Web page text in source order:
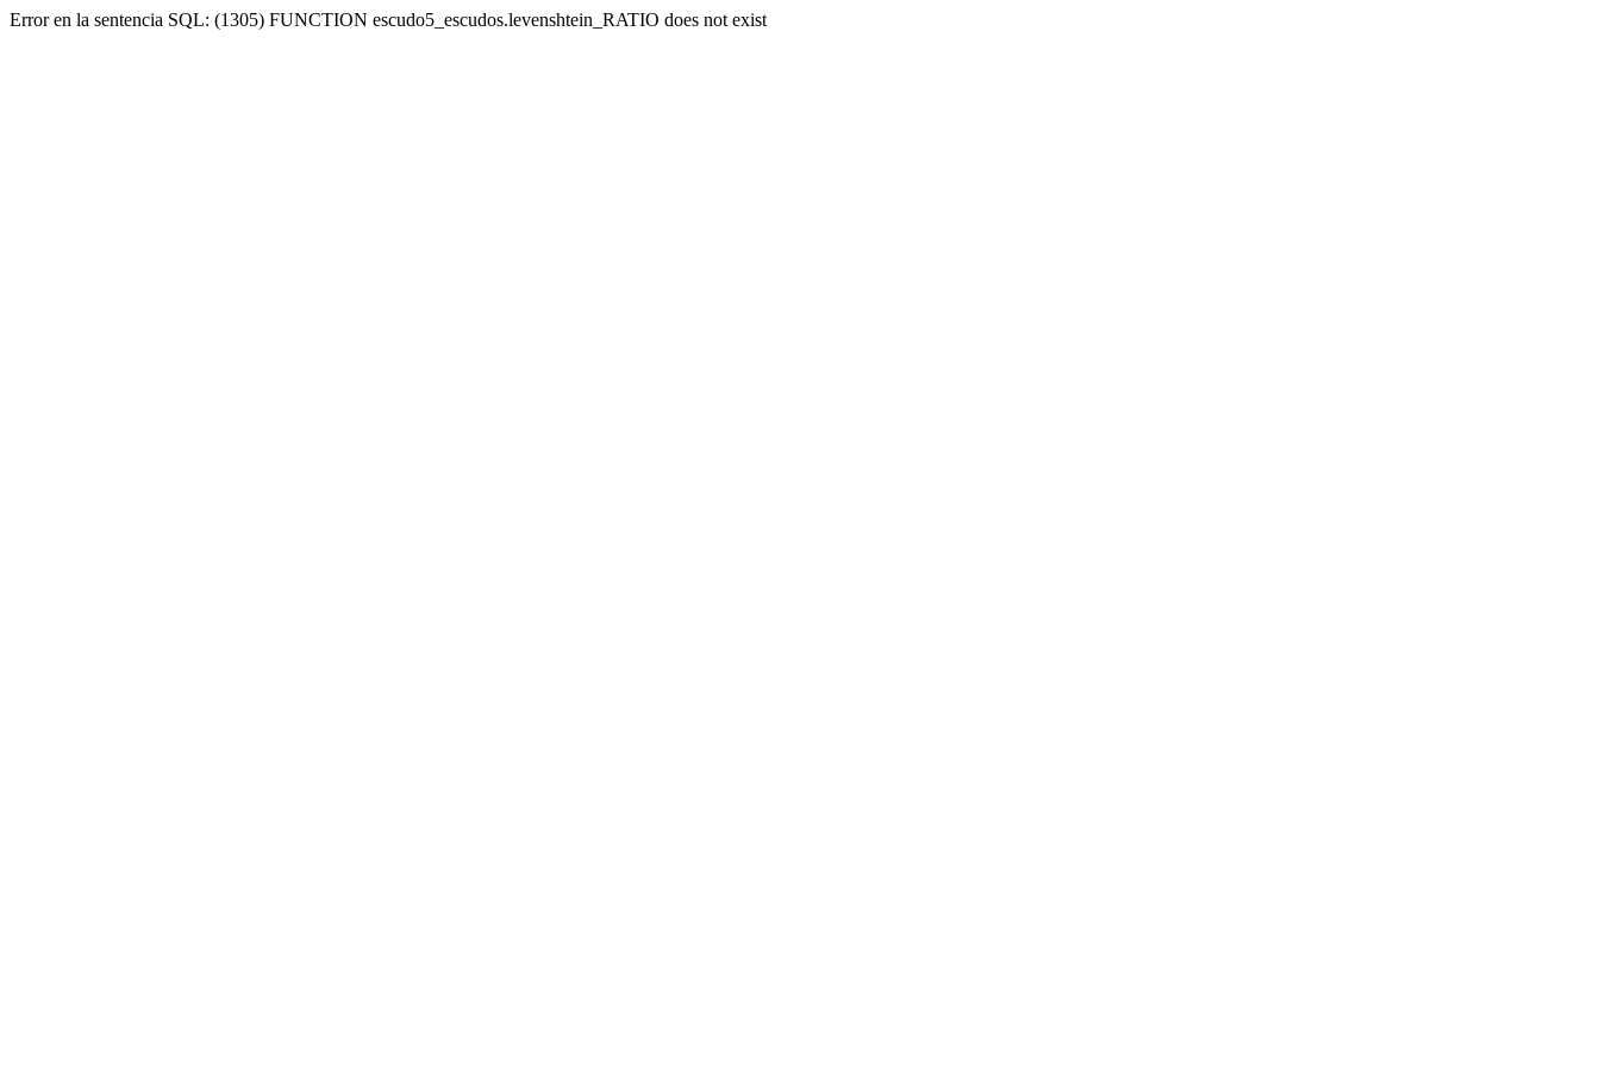
Error en la sentencia SQL: (1305) FUNCTION escudo5_escudos.levenshtein_RATIO does not exist